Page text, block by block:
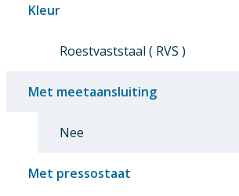
Kleur
Roestvaststaal ( RVS )
Met meetaansluiting
Nee
Met pressostaat